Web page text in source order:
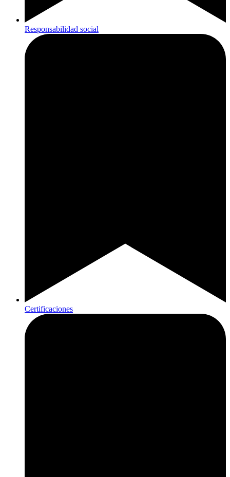
Responsabilidad social
Certificaciones